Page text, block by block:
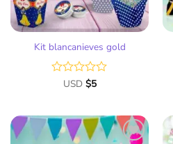
Kit blancanieves gold
Valorado
de
USD $5